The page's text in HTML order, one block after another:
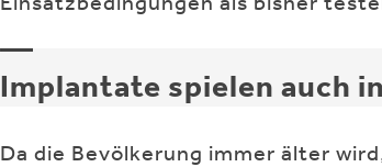
Implantate spielen auch
Da die Bevölkerung immer älter